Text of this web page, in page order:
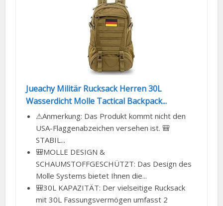
Jueachy Militär Rucksack Herren 30L
Wasserdicht Molle Tactical Backpack...
⚠Anmerkung: Das Produkt kommt nicht den
USA-Flaggenabzeichen versehen ist. 🎒
STABIL...
🎒MOLLE DESIGN &
SCHAUMSTOFFGESCHÜTZT: Das Design des
Molle Systems bietet Ihnen die...
🎒30L KAPAZITÄT: Der vielseitige Rucksack
mit 30L Fassungsvermögen umfasst 2